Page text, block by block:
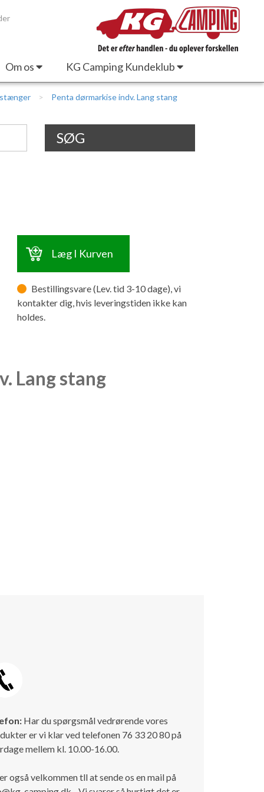
Om os KG Camping Kundeklub
Penta dørmarkise indv. Lang stang
SØG
Læg I Kurven
Bestillingsvare (Lev. tid 3-10 dage), vi
kontakter dig, hvis leveringstiden ikke kan
holdes.
Lang stang
Har du spørgsmål vedrørende vores
er vi klar ved telefonen 76 33 20 80 på
mellem kl. 10.00-16.00.
også velkommen tll at sende os en mail på